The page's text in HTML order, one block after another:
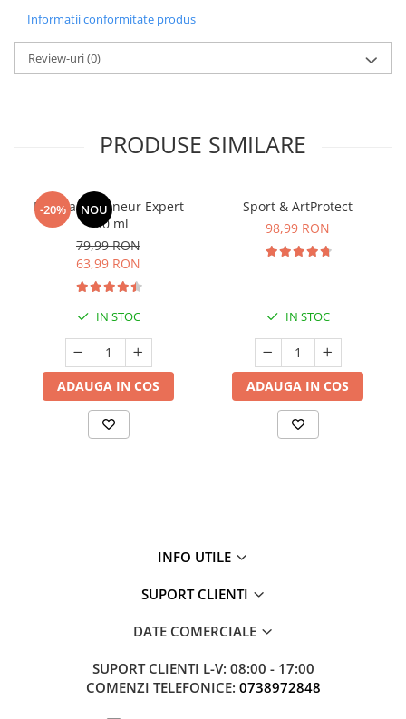
Informatii conformitate produs
Review-uri(0)
PRODUSE SIMILARE
-20% NOU
Manhaē Draineur Expert
500 ml
79,99 RON
63,99 RON
IN STOC
ADAUGA IN COS
Sport & ArtProtect
98,99 RON
IN STOC
ADAUGA IN COS
INFO UTILE
SUPORT CLIENTI
DATE COMERCIALE
SUPORT CLIENTI L-V: 08:00 - 17:00
COMENZI TELEFONICE: 0738972848